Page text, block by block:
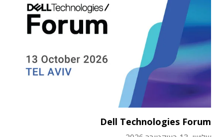
Dell Technologies Forum